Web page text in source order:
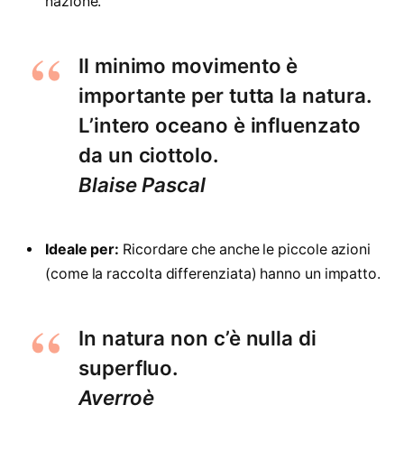
Il minimo movimento è
importante per tutta la natura.
L’intero oceano è influenzato
da un ciottolo.
Blaise Pascal
Ideale per: Ricordare che anche le piccole azioni
(come la raccolta differenziata) hanno un impatto.
In natura non c’è nulla di
superfluo.
Averroè